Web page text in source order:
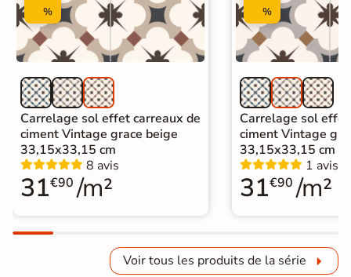
%
Carrelage sol effet carreaux de
ciment Vintage grace beige
33,15x33,15 cm
8 avis
31€90 /m²
%
Carrelage sol
ciment Vintage
33,15x33,15 cm
1 avis
31€90 /m²
Voir tous les produits de la série